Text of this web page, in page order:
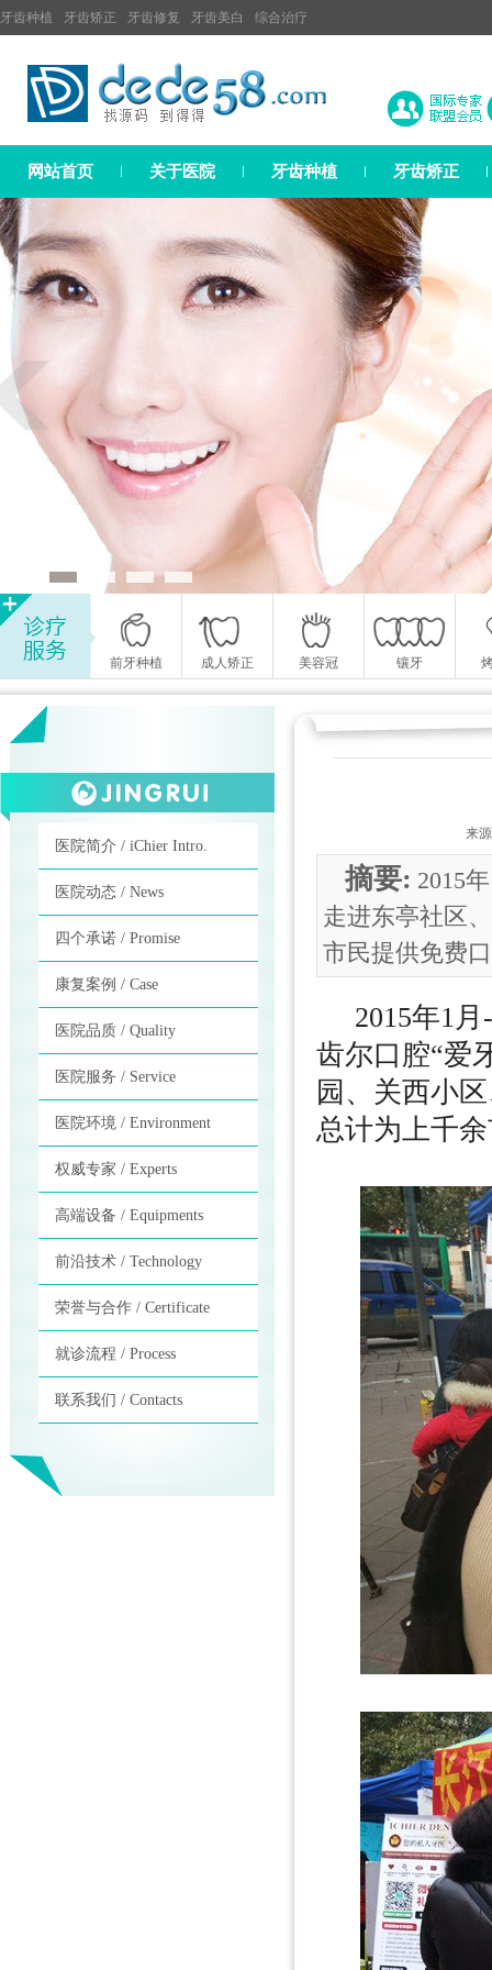
牙齿种植 牙齿矫正 牙齿修复 牙齿美白 综合治疗
网站首页 关于医院 牙齿种植 牙齿矫正
前牙种植 成人矫正 美容冠 镶牙
医院简介 / iChier Intro.
医院动态 / News
四个承诺 / Promise
康复案例 / Case
医院品质 / Quality
医院服务 / Service
医院环境 / Environment
权威专家 / Experts
高端设备 / Equipments
前沿技术 / Technology
荣誉与合作 / Certificate
就诊流程 / Process
联系我们 / Contacts
来
摘要: 2015
走进东亭社区
市民提供免费
2015年1月-
齿尔口腔“爱
园、关西小
总计为上千